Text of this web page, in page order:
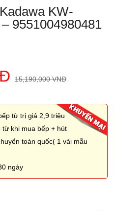
KW-
9551004980481
15,190,000 VNĐ
từ trị giá 2,̣9 triệu
khi mua bếp + hút
toàn quốc( 1 vài mẫu
ngày